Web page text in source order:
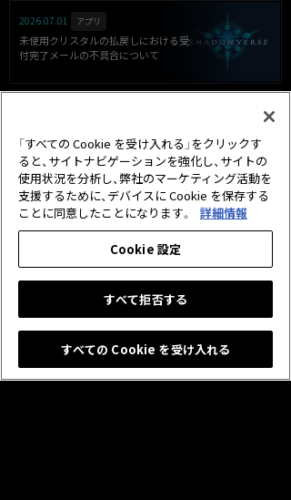
2026.07.01 アプリ
未使用クリスタルの払戻しにおける受
付完了メールの不具合について
スタルの払戻しについて
2026.05.25 キャンペーン
グランプリ「10th Anniversary Cup」開
催のお知らせ
「すべての Cookie を受け入れる」をクリックす
ると、サイトナビゲーションを強化し、サイトの
使用状況を分析し、弊社のマーケティング活動を
支援するために、デバイスに Cookie を保存する
ことに同意したことになります。
詳細情報
Cookie 設定
すべて拒否する
すべての Cookie を受け入れる